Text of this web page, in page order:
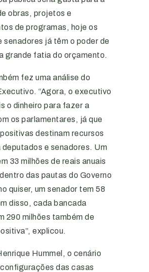
obras, projetos e
de programas, hoje os
senadores já têm o poder de
grande fatia do orçamento.
fez uma análise do
“Agora, o executivo
o dinheiro para fazer a
os parlamentares, já que
destinam recursos
e senadores. Um
33 milhões de reais anuais
das pautas do Governo
quiser, um senador tem 58
disso, cada bancada
290 milhões também de
explicou.
Hummel, o cenário
das casas